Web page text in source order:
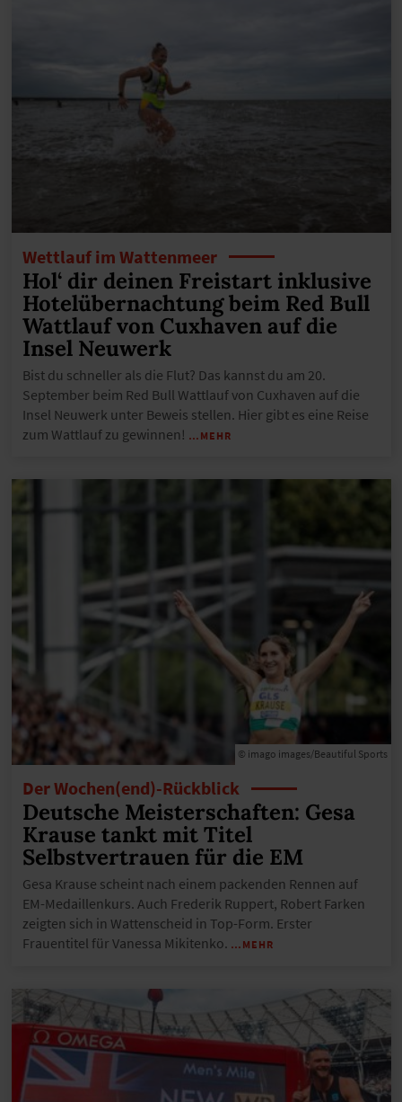
Wettlauf im Wattenmeer
Hol‘ dir deinen Freistart inklusive
Hotelübernachtung beim Red Bull
Wattlauf von Cuxhaven auf die
Insel Neuwerk
Bist du schneller als die Flut? Das kannst du am 20.
September beim Red Bull Wattlauf von Cuxhaven auf die
Insel Neuwerk unter Beweis stellen. Hier gibt es eine Reise
zum Wattlauf zu gewinnen! …MEHR
© imago images/Beautiful Sports
Der Wochen(end)-Rückblick
Deutsche Meisterschaften: Gesa
Krause tankt mit Titel
Selbstvertrauen für die EM
Gesa Krause scheint nach einem packenden Rennen auf
EM-Medaillenkurs. Auch Frederik Ruppert, Robert Farken
zeigten sich in Wattenscheid in Top-Form. Erster
Frauentitel für Vanessa Mikitenko. …MEHR